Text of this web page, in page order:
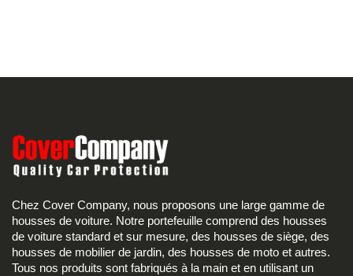
Chez Cover Company, nous proposons une large gamme de
housses de voiture. Notre portefeuille comprend des housses
de voiture standard et sur mesure, des housses de siège, des
housses de mobilier de jardin, des housses de moto et autres.
Tous nos produits sont fabriqués à la main et en utilisant un